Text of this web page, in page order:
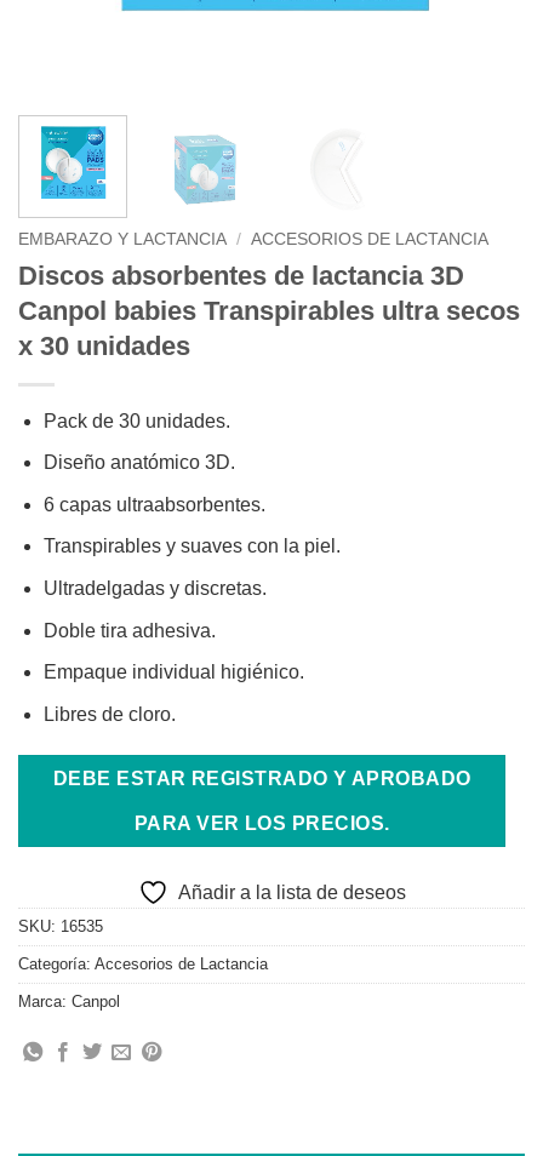
EMBARAZO Y LACTANCIA / ACCESORIOS DE LACTANCIA
Discos absorbentes de lactancia 3D
Canpol babies Transpirables ultra secos
x 30 unidades
Pack de 30 unidades.
Diseño anatómico 3D.
6 capas ultraabsorbentes.
Transpirables y suaves con la piel.
Ultradelgadas y discretas.
Doble tira adhesiva.
Empaque individual higiénico.
Libres de cloro.
DEBE ESTAR REGISTRADO Y APROBADO
PARA VER LOS PRECIOS.
Añadir a la lista de deseos
SKU: 16535
Categoría: Accesorios de Lactancia
Marca: Canpol